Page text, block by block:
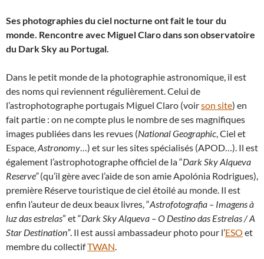
Ses photographies du ciel nocturne ont fait le tour du
monde. Rencontre avec Miguel Claro dans son observatoire
du Dark Sky au Portugal.
Dans le petit monde de la photographie astronomique, il est
des noms qui reviennent régulièrement. Celui de
l’astrophotographe portugais Miguel Claro (voirson site) en
fait partie : on ne compte plus le nombre de ses magnifiques
images publiées dans les revues (National Geographic, Ciel et
Espace,Astronomy…) et sur les sites spécialisés (APOD…). Il est
également l’astrophotographe officiel de la “Dark Sky Alqueva
Reserve”(qu’il gère avec l’aide de son amie Apolónia Rodrigues),
première Réserve touristique de ciel étoilé au monde. Il est
enfin l’auteur de deux beaux livres, “Astrofotografia – Imagens à
luz das estrelas” et “Dark Sky Alqueva – O Destino das Estrelas / A
Star Destination”. Il est aussi ambassadeur photo pour l’ESO et
membre du collectifTWAN.